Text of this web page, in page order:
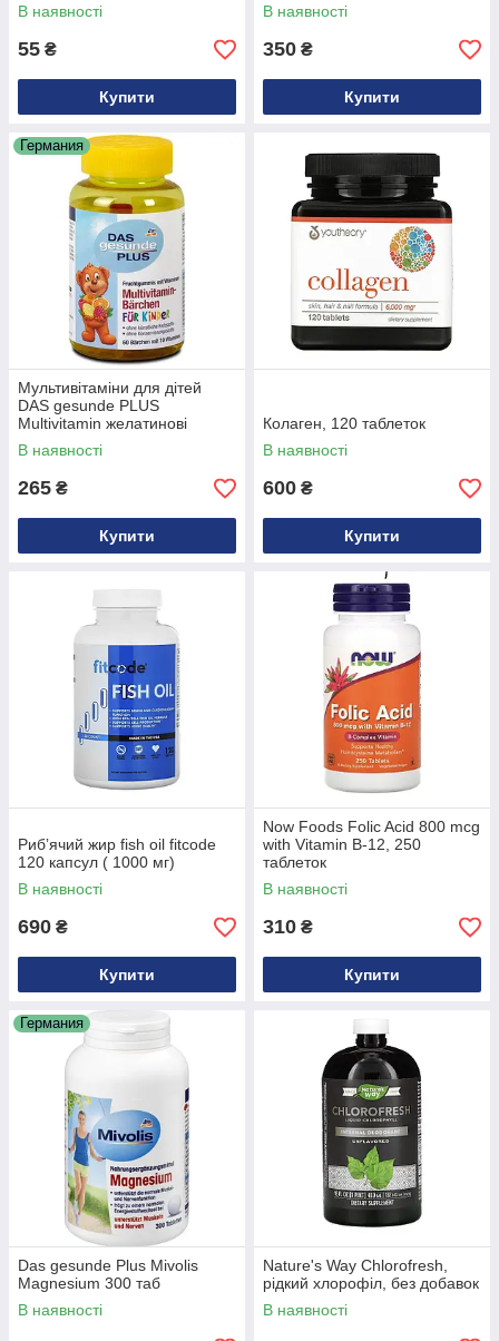
В наявності
55 ₴
Купити
В наявності
350 ₴
Купити
Германия
Мультивітаміни для дітей
DAS gesunde PLUS
Multivitamin желатинові
ведмедики, 60 шт
В наявності
265 ₴
Купити
Колаген, 120 таблеток
В наявності
600 ₴
Купити
Рибʼячий жир fish oil fitcode
120 капсул ( 1000 мг)
В наявності
690 ₴
Купити
Now Foods Folic Acid 800 mcg
with Vitamin B-12, 250
таблеток
В наявності
310 ₴
Купити
Германия
Das gesunde Plus Mivolis
Magnesium 300 таб
В наявності
Nature's Way Chlorofresh,
рідкий хлорофіл, без добавок
В наявності